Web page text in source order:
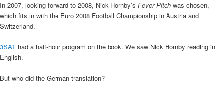
In 2007, looking forward to 2008, Nick Hornby’s Fever Pitch was chosen,
which fits in with the Euro 2008 Football Championship in Austria and
Switzerland.
3SAT had a half-hour program on the book. We saw Nick Hornby reading in
English.
But who did the German translation?